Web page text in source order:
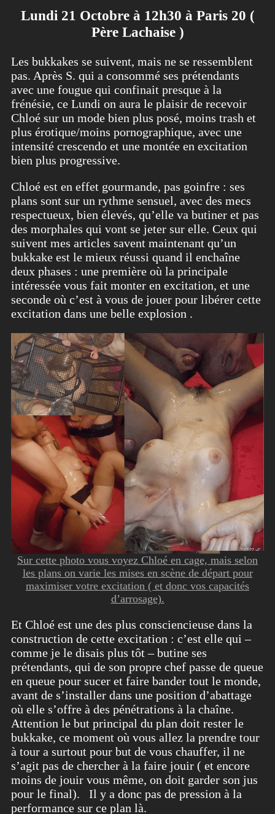
Lundi 21 Octobre à 12h30 à Paris 20 (
Père Lachaise )
Les bukkakes se suivent, mais ne se ressemblent
pas. Après S. qui a consommé ses prétendants
avec une fougue qui confinait presque à la
frénésie, ce Lundi on aura le plaisir de recevoir
Chloé sur un mode bien plus posé, moins trash et
plus érotique/moins pornographique, avec une
intensité crescendo et une montée en excitation
bien plus progressive.
Chloé est en effet gourmande, pas goinfre : ses
plans sont sur un rythme sensuel, avec des mecs
respectueux, bien élevés, qu’elle va butiner et pas
des morphales qui vont se jeter sur elle. Ceux qui
suivent mes articles savent maintenant qu’un
bukkake est le mieux réussi quand il enchaîne
deux phases : une première où la principale
intéressée vous fait monter en excitation, et une
seconde où c’est à vous de jouer pour libérer cette
excitation dans une belle explosion .
Sur cette photo vous voyez Chloé en cage, mais selon
les plans on varie les mises en scène de départ pour
maximiser votre excitation ( et donc vos capacités
d’arrosage).
Et Chloé est une des plus consciencieuse dans la
construction de cette excitation : c’est elle qui –
comme je le disais plus tôt – butine ses
prétendants, qui de son propre chef passe de queue
en queue pour sucer et faire bander tout le monde,
avant de s’installer dans une position d’abattage
où elle s’offre à des pénétrations à la chaîne.
Attention le but principal du plan doit rester le
bukkake, ce moment où vous allez la prendre tour
à tour a surtout pour but de vous chauffer, il ne
s’agit pas de chercher à la faire jouir ( et encore
moins de jouir vous même, on doit garder son jus
pour le final). Il y a donc pas de pression à la
performance sur ce plan là.